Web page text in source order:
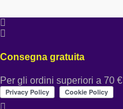
Consegna gratuita
Per gli ordini superiori a 70 €